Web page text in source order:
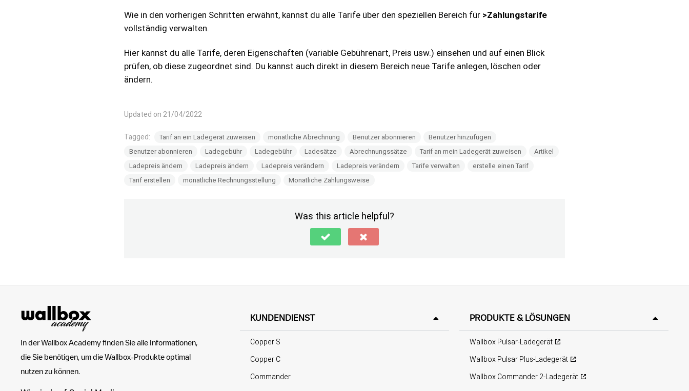
Wie in den vorherigen Schritten erwähnt, kannst du alle Tarife über den speziellen Bereich für >Zahlungstarife
vollständig verwalten.
Hier kannst du alle Tarife, deren Eigenschaften (variable Gebührenart, Preis usw.) einsehen und auf einen Blick
prüfen, ob diese zugeordnet sind. Du kannst auch direkt in diesem Bereich neue Tarife anlegen, löschen oder
ändern.
Updated on 21/04/2022
Tagged: Tarif an ein Ladegerät zuweisen monatliche Abrechnung Benutzer abonnieren
Benutzer hinzufügen
Benutzer abonnieren
Ladegebühr Ladegebühr Ladesätze Abrechnungssätze Tarif an mein Ladegerät zuweisen
Artikel
Ladepreis ändern
Ladepreis ändern Ladepreis verändern Ladepreis verändern Tarife verwalten
erstelle einen Tarif
Tarif erstellen
monatliche Rechnungsstellung Monatliche Zahlungsweise
Was this article helpful?
In der Wallbox Academy finden Sie alle Informationen,
die Sie benötigen, um die Wallbox-Produkte optimal
nutzen zu können.
KUNDENDIENST
Copper S
Copper C
Commander
PRODUKTE & LÖSUNGEN
Wallbox Pulsar-Ladegerät
Wallbox Pulsar Plus-Ladegerät
Wallbox Commander 2-Ladegerät